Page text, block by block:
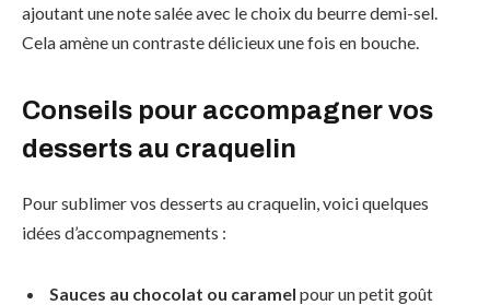
ajoutant une note salée avec le choix du beurre demi-sel.
Cela amène un contraste délicieux une fois en bouche.
Conseils pour accompagner vos
desserts au craquelin
Pour sublimer vos desserts au craquelin, voici quelques
idées d’accompagnements :
Sauces au chocolat ou caramel pour un petit goût